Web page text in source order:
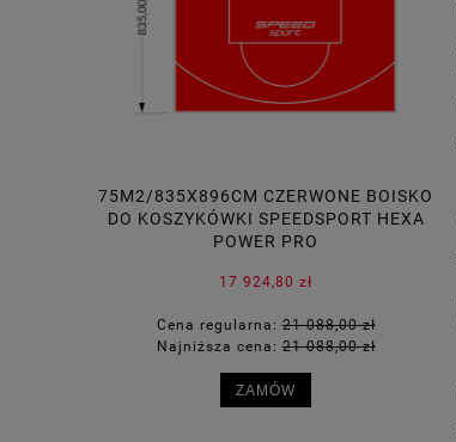
75M2/835X896CM CZERWONE BOISKO
DO KOSZYKÓWKI SPEEDSPORT HEXA
POWER PRO
17 924,80 zł
Cena regularna:21 088,00 zł
Najniższa cena:21 088,00 zł
ZAMÓW